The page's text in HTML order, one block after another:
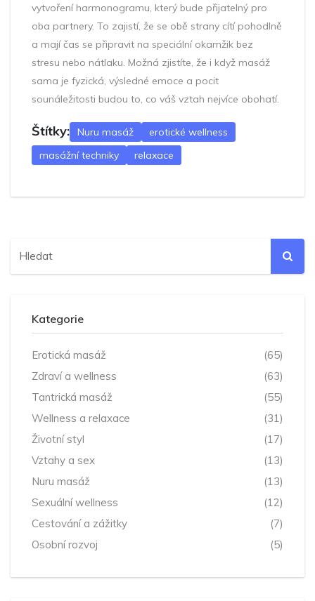
vytvoření harmonogramu, který bude přijatelný pro
oba partnery. To zajistí, že se obě strany cítí pohodlně
a mají čas se připravit na speciální okamžik bez
stresu nebo nátlaku. Možná zjistíte, že i když masáž
sama je fyzická, výsledné emoce a pocit
sounáležitosti budou to, co váš vztah nejvíce obohatí.
Štítky: Nuru masáž
erotické wellness
masážní techniky
relaxace
Kategorie
Erotická masáž
(65)
Zdraví a wellness
(63)
Tantrická masáž
(55)
Wellness a relaxace
(31)
Životní styl
(17)
Vztahy a sex
(13)
Nuru masáž
(13)
Sexuální wellness
(12)
Cestování a zážitky
(7)
Osobní rozvoj
(5)